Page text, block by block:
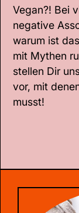
Vegan?! Bei
negative
warum ist
mit Mythen
stellen Dir
vor, mit
musst!